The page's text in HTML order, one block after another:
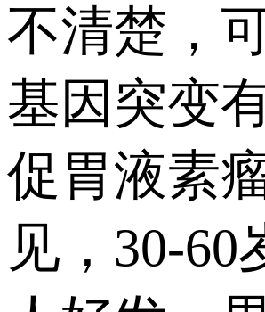
不清楚，
基因突变
促胃液素
见，30-60